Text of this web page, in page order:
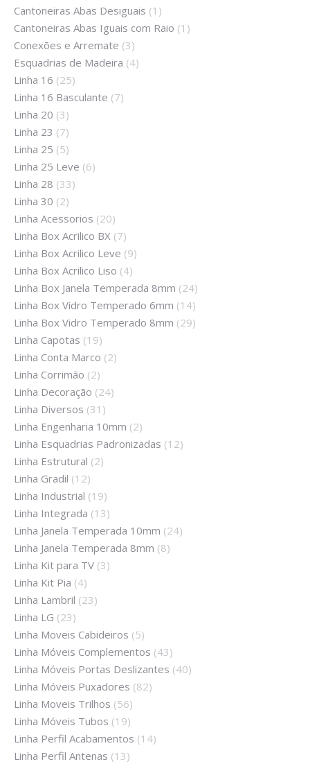
Cantoneiras Abas Desiguais (1)
Cantoneiras Abas Iguais com Raio (1)
Conexões e Arremate (3)
Esquadrias de Madeira (4)
Linha 16 (25)
Linha 16 Basculante (7)
Linha 20 (3)
Linha 23 (7)
Linha 25 (5)
Linha 25 Leve (6)
Linha 28 (33)
Linha 30 (2)
Linha Acessorios (20)
Linha Box Acrilico BX (7)
Linha Box Acrilico Leve (9)
Linha Box Acrilico Liso (4)
Linha Box Janela Temperada 8mm (24)
Linha Box Vidro Temperado 6mm (14)
Linha Box Vidro Temperado 8mm (29)
Linha Capotas (19)
Linha Conta Marco (2)
Linha Corrimão (2)
Linha Decoração (24)
Linha Diversos (31)
Linha Engenharia 10mm (2)
Linha Esquadrias Padronizadas (12)
Linha Estrutural (2)
Linha Gradil (12)
Linha Industrial (19)
Linha Integrada (13)
Linha Janela Temperada 10mm (24)
Linha Janela Temperada 8mm (8)
Linha Kit para TV (3)
Linha Kit Pia (4)
Linha Lambril (23)
Linha LG (23)
Linha Moveis Cabideiros (5)
Linha Móveis Complementos (43)
Linha Móveis Portas Deslizantes (40)
Linha Móveis Puxadores (82)
Linha Moveis Trilhos (56)
Linha Móveis Tubos (19)
Linha Perfil Acabamentos (14)
Linha Perfil Antenas (13)